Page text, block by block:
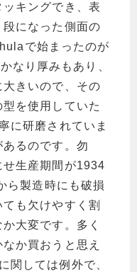
キングでき、表
になった側面の
で始まったのが
なり厚みもあり、
きいので、その
を使用していた
に研磨されていま
るのです。勿
生産期間が1934
ら製造時にも破損
も欠けやすく割
大変です。多く
か買おうと思え
関しては例外で、